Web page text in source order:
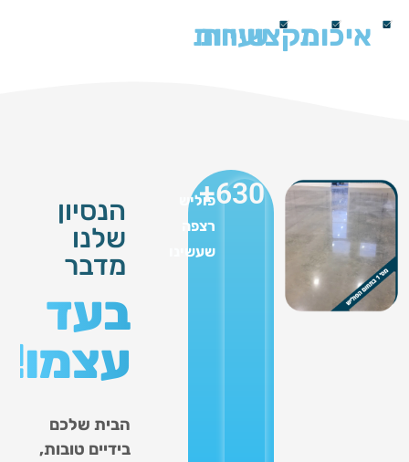
מקצועיות
שירות
630
+
פוליש
הנסיון
שלנו
מדבר
בעד
עצמו!
הבית שלכם
בידיים טובות,